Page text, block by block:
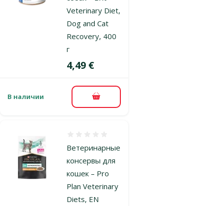
Veterinary Diet,
Dog and Cat
Recovery, 400
г
Цена
4,49 €
В наличии В корзину
Ветеринарные
консервы для
кошек – Pro
Plan Veterinary
Diets, EN